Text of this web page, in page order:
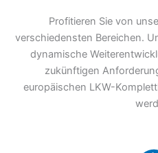
Profitieren Sie von
verschiedensten Bereichen.
dynamische
zukünftigen
europäischen LKW-